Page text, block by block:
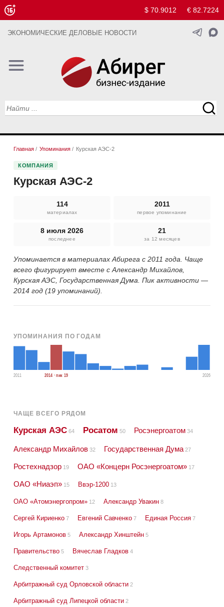
$ 70.9012 € 82.7224
ЭКОНОМИЧЕСКИЕ ДЕЛОВЫЕ НОВОСТИ
Главная / Упоминания / Курская АЭС-2
КОМПАНИЯ
Курская АЭС-2
114
материалах
2011
первое упоминание
8 июля 2026
последнее
21
за 12 месяцев
Упоминается в материалах Абирега с 2011 года. Чаще
всего фигурирует вместе с Александр Михайлов,
Курская АЭС, Государственная Дума. Пик активности —
2014 год (19 упоминаний).
УПОМИНАНИЯ ПО ГОДАМ
2011 2014 · пик 19 2026
ЧАЩЕ ВСЕГО РЯДОМ
Курская АЭС 64 Росатом 50 Росэнергоатом 34
Александр Михайлов 32 Государственная Дума 27
Ростехнадзор 19 ОАО «Концерн Росэнергоатом» 17
ОАО «Ниаэп» 15 Ввэр-1200 13
ОАО «Атомэнергопром» 12 Александр Увакин 8
Сергей Кириенко 7 Евгений Савченко 7 Единая Россия 7
Игорь Артамонов 5 Александр Хинштейн 5
Правительство 5 Вячеслав Гладков 4
Следственный комитет 3
Арбитражный суд Орловской области 2
Арбитражный суд Липецкой области 2